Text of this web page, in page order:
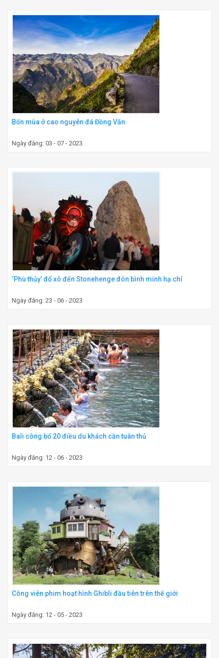
Bốn mùa ở cao nguyên đá Đồng Văn
Ngày đăng: 03 - 07 - 2023
‘Phù thủy’ đổ xô đến Stonehenge đón bình minh hạ chí
Ngày đăng: 23 - 06 - 2023
Bali công bố 20 điều du khách cần tuân thủ
Ngày đăng: 12 - 06 - 2023
Công viên phim hoạt hình Ghibli đầu tiên trên thế giới
Ngày đăng: 12 - 05 - 2023